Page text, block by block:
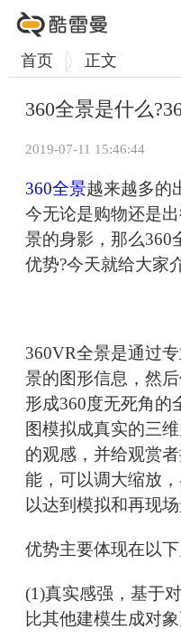
首页 正文
360全景是什么
2019-07-11 15:46:44
360全景越来越多的
今无论是购物还是
景的身影，那么360
优势?今天就给大家
360VR全景是通过
景的图形信息，然
形成360度无死角的
图模拟成真实的三
的观感，并给观赏
能，可以调大缩放
以达到模拟和再现
优势主要体现在以下
(1)真实感强，基于
比其他建模生成对象